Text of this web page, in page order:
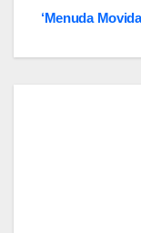
‘Menuda